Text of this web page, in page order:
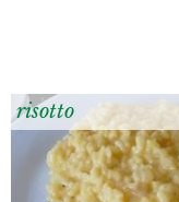
risotto